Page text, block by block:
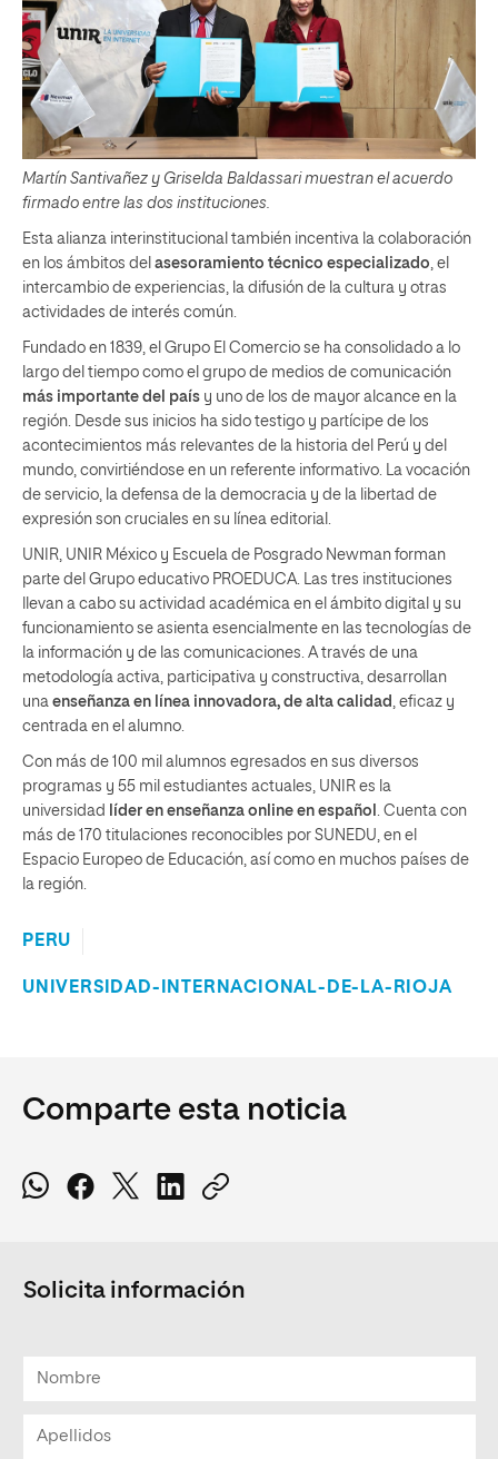
Martín Santivañez y Griselda Baldassari muestran el acuerdo
firmado entre las dos instituciones.
Esta alianza interinstitucional también incentiva la colaboración
en los ámbitos del asesoramiento técnico especializado, el
intercambio de experiencias, la difusión de la cultura y otras
actividades de interés común.
Fundado en 1839, el Grupo El Comercio se ha consolidado a lo
largo del tiempo como el grupo de medios de comunicación
más importante del país y uno de los de mayor alcance en la
región. Desde sus inicios ha sido testigo y partícipe de los
acontecimientos más relevantes de la historia del Perú y del
mundo, convirtiéndose en un referente informativo. La vocación
de servicio, la defensa de la democracia y de la libertad de
expresión son cruciales en su línea editorial.
UNIR, UNIR México y Escuela de Posgrado Newman forman
parte del Grupo educativo PROEDUCA. Las tres instituciones
llevan a cabo su actividad académica en el ámbito digital y su
funcionamiento se asienta esencialmente en las tecnologías de
la información y de las comunicaciones. A través de una
metodología activa, participativa y constructiva, desarrollan
una enseñanza en línea innovadora, de alta calidad, eficaz y
centrada en el alumno.
Con más de 100 mil alumnos egresados en sus diversos
programas y 55 mil estudiantes actuales, UNIR es la
universidad
líder en enseñanza online en español . Cuenta con
más de 170 titulaciones reconocibles por SUNEDU, en el
Espacio Europeo de Educación, así como en muchos países de
la región.
PERU
UNIVERSIDAD-INTERNACIONAL-DE-LA-RIOJA
Comparte esta noticia
Solicita información